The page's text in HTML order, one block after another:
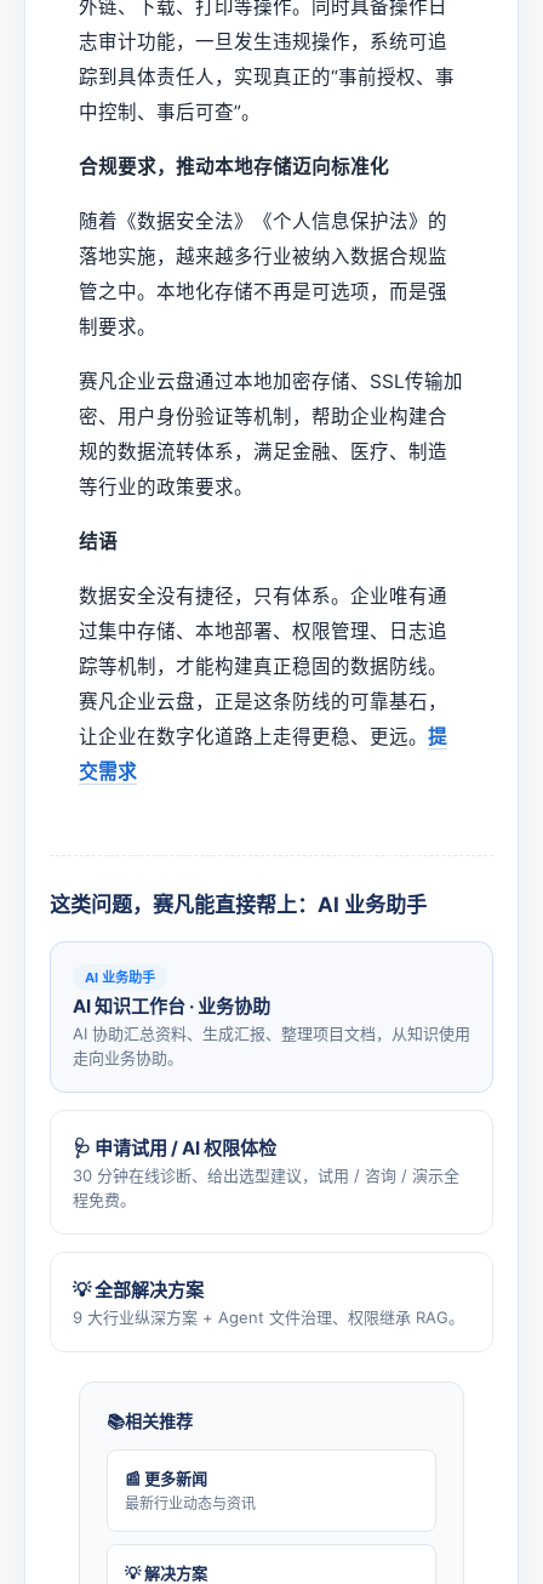
外链、下载、打印等操作。同时具备操作日
志审计功能，一旦发生违规操作，系统可追
踪到具体责任人，实现真正的“事前授权、事
中控制、事后可查”。
合规要求，推动本地存储迈向标准化
随着《数据安全法》《个人信息保护法》的
落地实施，越来越多行业被纳入数据合规监
管之中。本地化存储不再是可选项，而是强
制要求。
赛凡企业云盘通过本地加密存储、SSL传输加
密、用户身份验证等机制，帮助企业构建合
规的数据流转体系，满足金融、医疗、制造
等行业的政策要求。
结语
数据安全没有捷径，只有体系。企业唯有通
过集中存储、本地部署、权限管理、日志追
踪等机制，才能构建真正稳固的数据防线。
赛凡企业云盘，正是这条防线的可靠基石，
让企业在数字化道路上走得更稳、更远。 提
交需求
这类问题，赛凡能直接帮上：AI 业务助手
AI 业务助手
AI 知识工作台 · 业务协助
AI 协助汇总资料、生成汇报、整理项目文档，从知识使用
走向业务协助。
🩺 申请试用 / AI 权限体检
30 分钟在线诊断、给出选型建议，试用 / 咨询 / 演示全
程免费。
💡 全部解决方案
9 大行业纵深方案 + Agent 文件治理、权限继承 RAG。
相关推荐
📰 更多新闻
最新行业动态与资讯
💡 解决方案